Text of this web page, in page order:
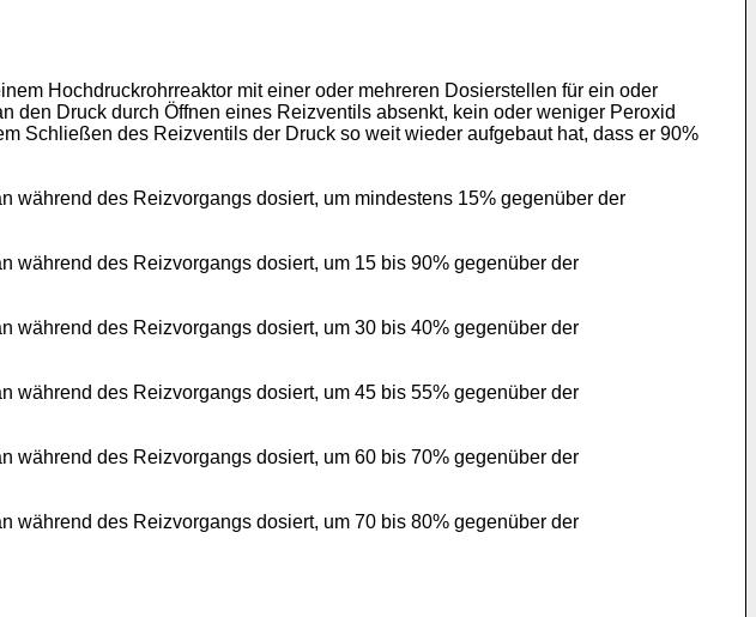
Hochdruckrohrreaktor mit einer oder mehreren Dosierstellen für ein oder
den Druck durch Öffnen eines Reizventils absenkt, kein oder weniger Peroxid
Schließen des Reizventils der Druck so weit wieder aufgebaut hat, dass er 90%
während des Reizvorgangs dosiert, um mindestens 15% gegenüber der
während des Reizvorgangs dosiert, um 15 bis 90% gegenüber der
während des Reizvorgangs dosiert, um 30 bis 40% gegenüber der
während des Reizvorgangs dosiert, um 45 bis 55% gegenüber der
während des Reizvorgangs dosiert, um 60 bis 70% gegenüber der
während des Reizvorgangs dosiert, um 70 bis 80% gegenüber der